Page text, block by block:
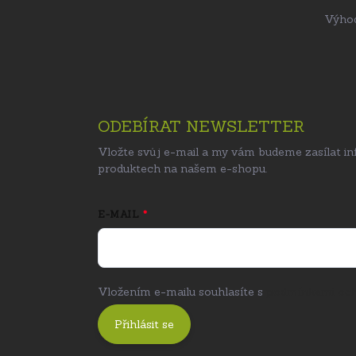
ODEBÍRAT NEWSLETTER
Vložte svůj e-mail a my vám budeme zasílat
produktech na našem e-shopu.
E-MAIL
Vložením e-mailu souhlasíte s
Přihlásit se